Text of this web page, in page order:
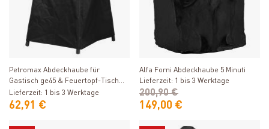
Produkt ansehen
Petromax Abdeckhaube für
Gastisch ge45 & Feuertopf-Tisch
fe45
Lieferzeit: 1 bis 3 Werktage
62,91 €
Produkt ansehen
Alfa Forni Abdeckhaube 5 Minuti
Lieferzeit: 1 bis 3 Werktage
149,00 €
200,90 €